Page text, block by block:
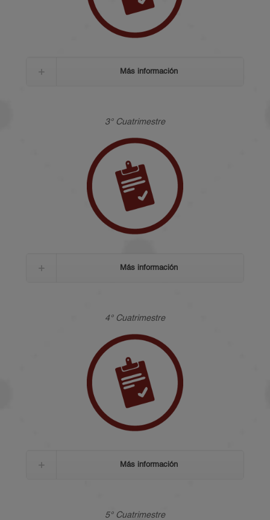
Más información
3° Cuatrimestre
Más información
4° Cuatrimestre
Más información
5° Cuatrimestre